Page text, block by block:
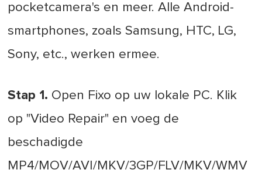
pocketcamera's en meer. Alle Android-
smartphones, zoals Samsung, HTC, LG,
Sony, etc., werken ermee.
Stap 1. Open Fixo op uw lokale PC. Klik
op "Video Repair" en voeg de
beschadigde
MP4/MOV/AVI/MKV/3GP/FLV/MKV/WMV